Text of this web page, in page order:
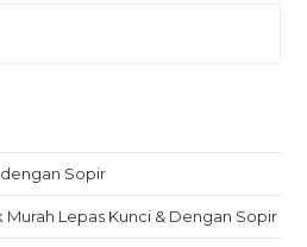
Sopir
Lepas Kunci & Dengan Sopir